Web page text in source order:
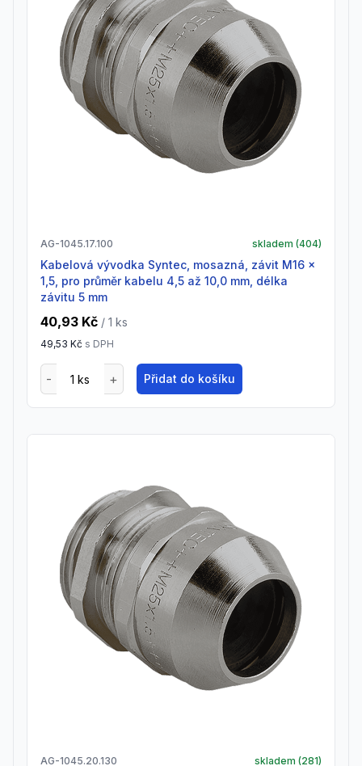
AG-1045.17.100 skladem (404)
Kabelová vývodka Syntec, mosazná, závit M16 x
1,5, pro průměr kabelu 4,5 až 10,0 mm, délka
závitu 5 mm
40,93 Kč / 1 ks
49,53 Kč s DPH
Přidat do košíku
AG-1045.20.130 skladem (281)